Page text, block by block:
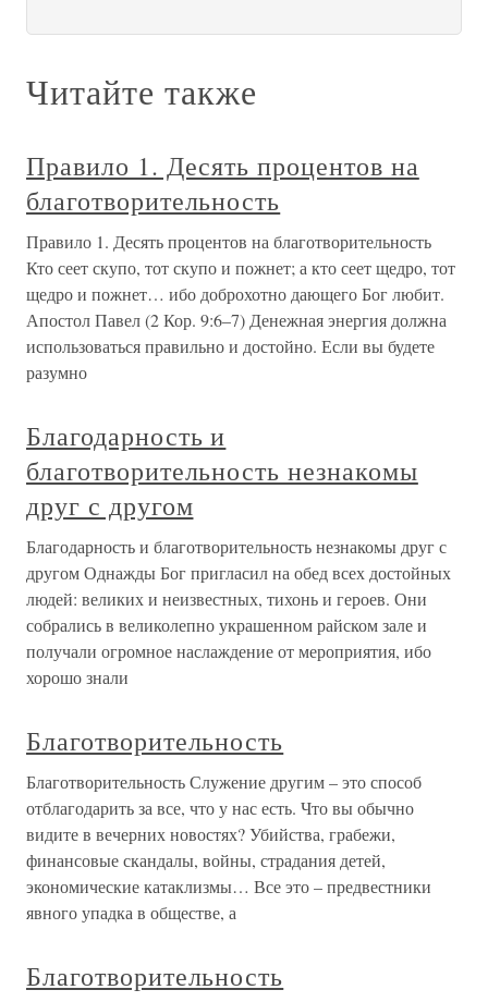
Читайте также
Правило 1. Десять процентов на
благотворительность
Правило 1. Десять процентов на благотворительность
Кто сеет скупо, тот скупо и пожнет; а кто сеет щедро, тот
щедро и пожнет… ибо доброхотно дающего Бог любит.
Апостол Павел (2 Кор. 9:6–7) Денежная энергия должна
использоваться правильно и достойно. Если вы будете
разумно
Благодарность и
благотворительность незнакомы
друг с другом
Благодарность и благотворительность незнакомы друг с
другом Однажды Бог пригласил на обед всех достойных
людей: великих и неизвестных, тихонь и героев. Они
собрались в великолепно украшенном райском зале и
получали огромное наслаждение от мероприятия, ибо
хорошо знали
Благотворительность
Благотворительность Служение другим – это способ
отблагодарить за все, что у нас есть. Что вы обычно
видите в вечерних новостях? Убийства, грабежи,
финансовые скандалы, войны, страдания детей,
экономические катаклизмы… Все это – предвестники
явного упадка в обществе, а
Благотворительность